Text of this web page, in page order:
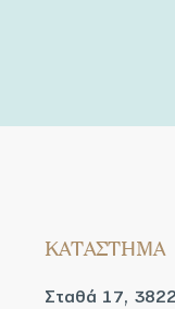
ΚΑΤΑΣΤΗΜΑ
Σταθά 17,